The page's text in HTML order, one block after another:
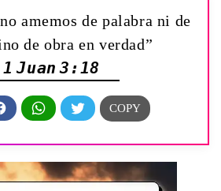
amemos de palabra ni de
de obra en verdad”
1 Juan 3:18